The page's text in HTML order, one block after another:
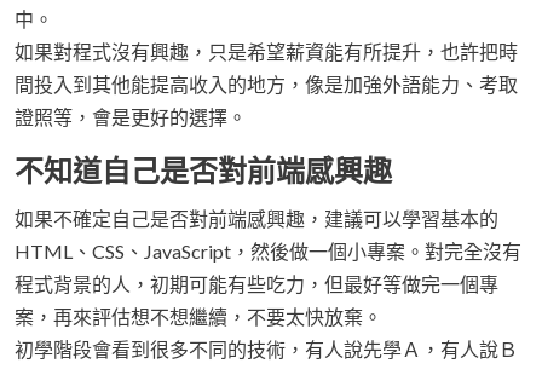
中。
如果對程式沒有興趣，只是希望薪資能有所提升，也許把時
間投入到其他能提高收入的地方，像是加強外語能力、考取
證照等，會是更好的選擇。
不知道自己是否對前端感興趣
如果不確定自己是否對前端感興趣，建議可以學習基本的
HTML、CSS、JavaScript，然後做一個小專案。對完全沒有
程式背景的人，初期可能有些吃力，但最好等做完一個專
案，再來評估想不想繼續，不要太快放棄。
初學階段會看到很多不同的技術，有人說先學Ａ，有人說Ｂ